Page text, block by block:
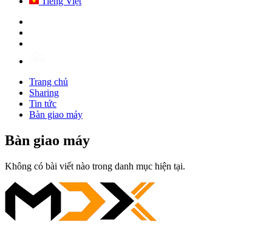
Trang chủ
Sharing
Tin tức
Bàn giao máy
Bàn giao máy
Không có bài viết nào trong danh mục hiện tại.